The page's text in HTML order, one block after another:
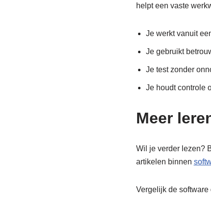
helpt een vaste
Je werkt vanuit
Je gebruikt
Je test zonder
Je houdt controle
Meer
Wil je verder lezen?
artikelen binnen
Vergelijk de